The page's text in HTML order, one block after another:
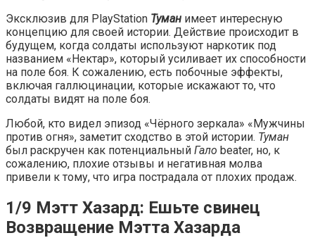
Эксклюзив для PlayStation Туман имеет интересную
концепцию для своей истории. Действие происходит в
будущем, когда солдаты используют наркотик под
названием «Нектар», который усиливает их способности
на поле боя. К сожалению, есть побочные эффекты,
включая галлюцинации, которые искажают то, что
солдаты видят на поле боя.
Любой, кто видел эпизод «Чёрного зеркала» «Мужчины
против огня», заметит сходство в этой истории. Туман
был раскручен как потенциальный Гало beater, но, к
сожалению, плохие отзывы и негативная молва
привели к тому, что игра пострадала от плохих продаж.
1/9 Мэтт Хазард: Ешьте свинец
Возвращение Мэтта Хазарда